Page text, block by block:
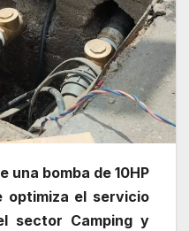
bomba de 10HP
optimiza el servicio
sector Camping y